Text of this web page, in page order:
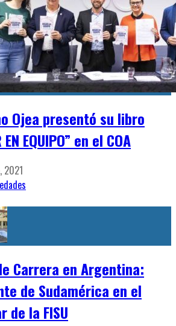
Ojea presentó su libro
EN EQUIPO” en el COA
2021
Carrera en Argentina:
de Sudamérica en el
de la FISU